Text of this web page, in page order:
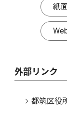
紙
外部リンク
都筑区役